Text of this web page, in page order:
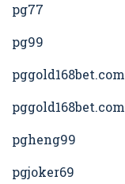
pg77
pg99
pggold168bet.com
pggold168bet.com
pgheng99
pgjoker69